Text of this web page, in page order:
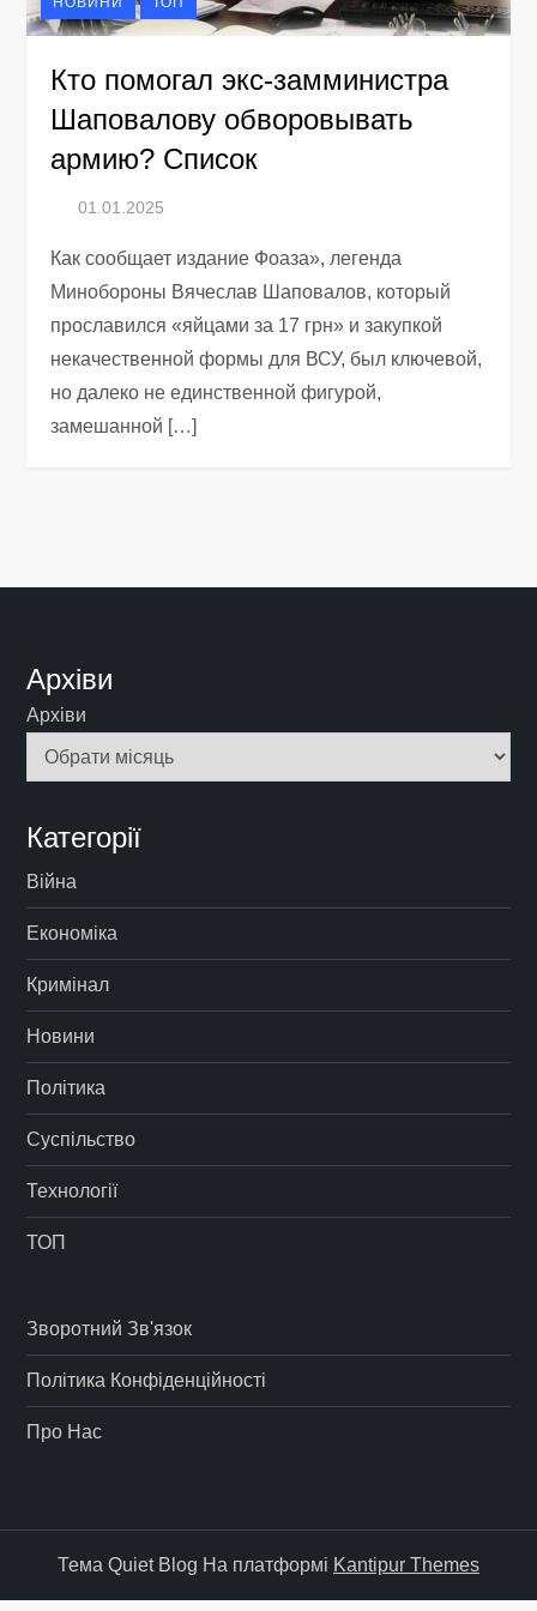
Кто помогал экс-замминистра
Шаповалову обворовывать
армию? Список
Как сообщает издание Фоаза», легенда
Минобороны Вячеслав Шаповалов, который
прославился «яйцами за 17 грн» и закупкой
некачественной формы для ВСУ, был ключевой,
но далеко не единственной фигурой,
замешанной […]
Архіви
Архіви
Категорії
Війна
Економіка
Кримінал
Новини
Політика
Суспільство
Технології
ТОП
Зворотний Зв'язок
Політика Конфіденційності
Про Нас
Тема Quiet Blog На платформі Kantipur Themes